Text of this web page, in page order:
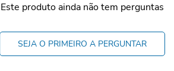
Este produto ainda não tem perguntas
SEJA O PRIMEIRO A PERGUNTAR